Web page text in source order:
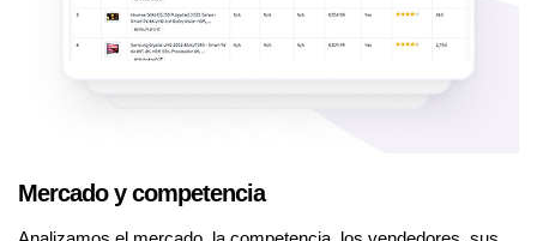
Mercado y competencia